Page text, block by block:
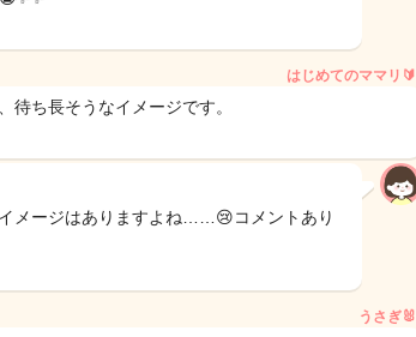
はじめてのママリ🔰
待ち長そうなイメージです。
メージはありますよね……😢コメントあり
うさぎ🐰